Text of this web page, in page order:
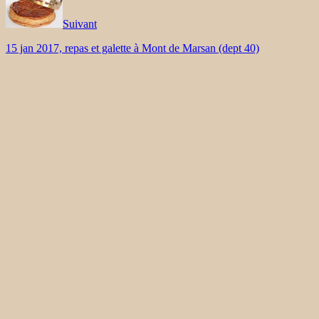
Suivant
15 jan 2017, repas et galette à Mont de Marsan (dept 40)